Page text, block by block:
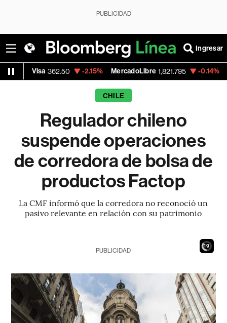
PUBLICIDAD
Ingresar
-2.15% MercadoLibre 1,821.795 -0.14% Banco de
CHILE
Regulador chileno
suspende operaciones
de corredora de bolsa de
productos Factop
La CMF informó que la corredora no reconoció un
pasivo relevante en relación con su patrimonio
17
PUBLICIDAD